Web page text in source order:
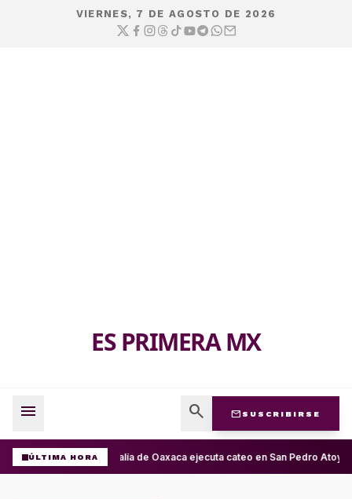
VIERNES, 7 DE AGOSTO DE 2026
ES PRIMERA MX
menu search mail SUSCRIBIRSE
ÚLTIMA HORA Fiscalía de Oaxaca ejecuta cateo en San Pedro